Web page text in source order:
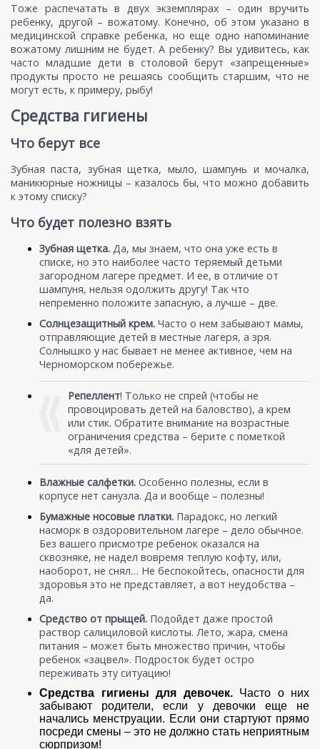
Тоже распечатать в двух экземплярах – один вручить
ребенку, другой – вожатому. Конечно, об этом указано в
медицинской справке ребенка, но еще одно напоминание
вожатому лишним не будет. А ребенку? Вы удивитесь, как
часто младшие дети в столовой берут «запрещенные»
продукты просто не решаясь сообщить старшим, что не
могут есть, к примеру, рыбу!
Средства гигиены
Что берут все
Зубная паста, зубная щетка, мыло, шампунь и мочалка,
маникюрные ножницы – казалось бы, что можно добавить
к этому списку?
Что будет полезно взять
Зубная щетка. Да, мы знаем, что она уже есть в
списке, но это наиболее часто теряемый детьми
загородном лагере предмет. И ее, в отличие от
шампуня, нельзя одолжить другу! Так что
непременно положите запасную, а лучше – две.
Солнцезащитный крем. Часто о нем забывают мамы,
отправляющие детей в местные лагеря, а зря.
Солнышко у нас бывает не менее активное, чем на
Черноморском побережье.
Репеллент! Только не спрей (чтобы не
провоцировать детей на баловство), а крем
или стик. Обратите внимание на возрастные
ограничения средства – берите с пометкой
«для детей».
Влажные салфетки. Особенно полезны, если в
корпусе нет санузла. Да и вообще – полезны!
Бумажные носовые платки. Парадокс, но легкий
насморк в оздоровительном лагере – дело обычное.
Без вашего присмотре ребенок оказался на
сквозняке, не надел вовремя теплую кофту, или,
наоборот, не снял… Не беспокойтесь, опасности для
здоровья это не представляет, а вот неудобства –
да.
Средство от прыщей. Подойдет даже простой
раствор салициловой кислоты. Лето, жара, смена
питания – может быть множество причин, чтобы
ребенок «зацвел». Подросток будет остро
переживать эту ситуацию!
Средства гигиены для девочек.Часто о них
забывают родители, если у девочки еще не
начались менструации. Если они стартуют прямо
посреди смены – это не должно стать неприятным
сюрпризом!